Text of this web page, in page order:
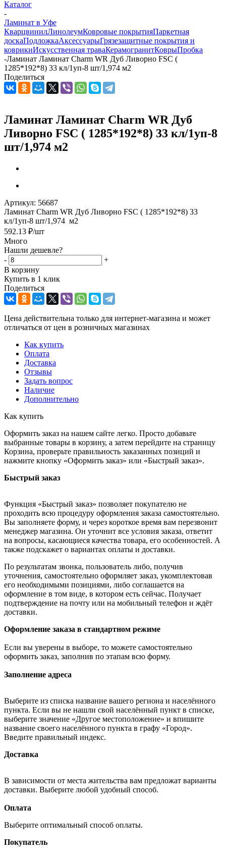
Каталог
-
Ламинат в Уфе
КварцвинилЛинолеумКовровые покрытияПаркетная
доскаПодложкаАксессуарыГрязезащитные покрытия и
коврикиИскусственная траваКерамогранитКоврыПробка
-Ламинат Ламинат Charm WR Дуб Ливорно FSC (
1285*192*8) 33 кл/1уп-8 шт/1,974 м2
Поделиться
Ламинат Ламинат Charm WR Дуб
Ливорно FSC ( 1285*192*8) 33 кл/1уп-8
шт/1,974 м2
Артикул: 56687
Ламинат Charm WR Дуб Ливорно FSC ( 1285*192*8) 33
кл/1уп-8 шт/1,974 м2
592.13 ₽/шт
Много
Нашли дешевле?
-
+
В корзину
Купить в 1 клик
Поделиться
Цена действительна только для интернет-магазина и может
отличаться от цен в розничных магазинах
Как купить
Оплата
Доставка
Отзывы
Задать вопрос
Наличие
Дополнительно
Как купить
Оформить заказ на нашем сайте легко. Просто добавьте
выбранные товары в корзину, а затем перейдите на страницу
Корзина, проверьте правильность заказанных позиций и
нажмите кнопку «Оформить заказ» или «Быстрый заказ».
Быстрый заказ
Функция «Быстрый заказ» позволяет покупателю не
проходить всю процедуру оформления заказа самостоятельно.
Вы заполняете форму, и через короткое время вам перезвонит
менеджер магазина. Он уточнит все условия заказа, ответит
на вопросы, касающиеся качества товара, его особенностей. А
также подскажет о вариантах оплаты и доставки.
По результатам звонка, пользователь либо, получив
уточнения, самостоятельно оформляет заказ, укомплектовав
его необходимыми позициями, либо соглашается на
оформление в том виде, в котором есть сейчас. Получает
подтверждение на почту или на мобильный телефон и ждёт
доставки.
Оформление заказа в стандартном режиме
Если вы уверены в выборе, то можете самостоятельно
оформить заказ, заполнив по этапам всю форму.
Заполнение адреса
Выберите из списка название вашего региона и населённого
пункта. Если вы не нашли свой населённый пункт в списке,
выберите значение «Другое местоположение» и впишите
название своего населённого пункта в графу «Город».
Введите правильный индекс.
Доставка
В зависимости от места жительства вам предложат варианты
доставки. Выберите любой удобный способ.
Оплата
Выберите оптимальный способ оплаты.
Покупатель